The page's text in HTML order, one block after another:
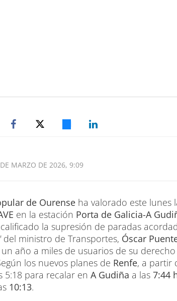
MARZO DE 2026, 9:09
de Ourense ha valorado este lunes
en la estación Porta de Galicia-A
la supresión de paradas
del ministro de Transportes, Óscar
año a miles de usuarios de su
los nuevos planes de Renfe, a partir
5:18 para recalar en A Gudiña a las 7:44
10:13.